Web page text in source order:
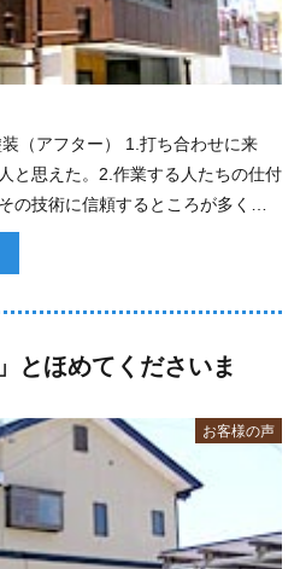
と思えた。2.作業する人たちの仕付
の技術に信頼するところが多くあ
･
とほめてくださいま
お客様の声